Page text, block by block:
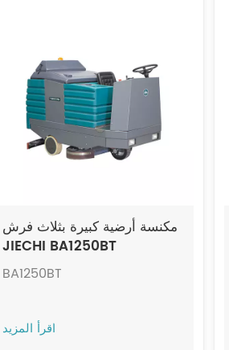
مكنسة أرضية كبيرة بثلاث فرش
JIECHI BA1250BT
BA1250BT
اقرأ المزيد